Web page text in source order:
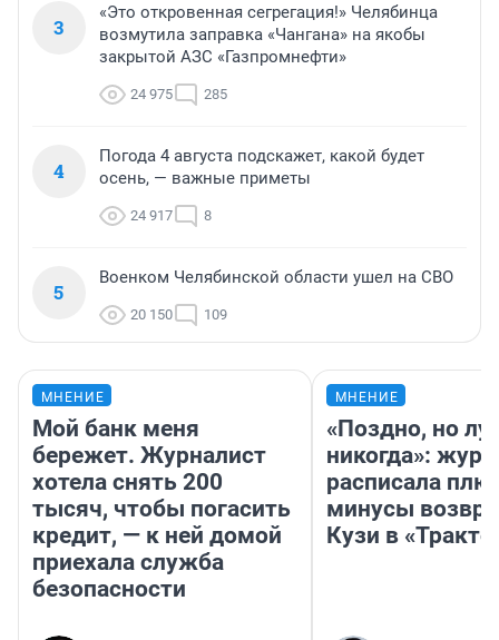
3
«Это откровенная сегрегация!» Челябинца
возмутила заправка «Чангана» на якобы
закрытой АЗС «Газпромнефти»
24 975 285
4
Погода 4 августа подскажет, какой будет
осень, — важные приметы
24 917 8
5
Военком Челябинской области ушел на СВО
20 150 109
МНЕНИЕ
Мой банк меня
бережет. Журналист
хотела снять 200
тысяч, чтобы погасить
кредит, — к ней домой
приехала служба
безопасности
МНЕНИЕ
«Поздно, но
никогда»:
расписала
минусы
Кузи в